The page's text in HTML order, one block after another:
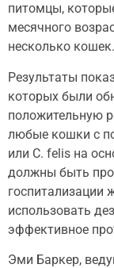
питомцы,
месячного
несколько кошек.
Результаты
которых были
положительную
любые кошки с
или C. felis на
должны быть
госпитализации
использовать
эффективное
Эми Баркер,